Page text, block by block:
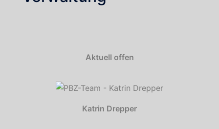
Aktuell offen
Katrin Drepper